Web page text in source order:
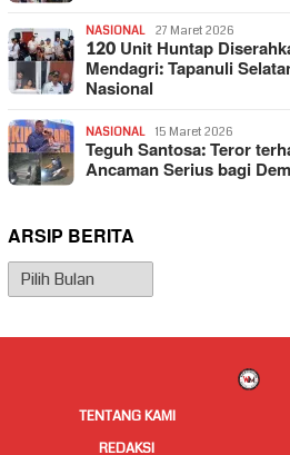
NASIONAL 27 Maret 2026
120 Unit Huntap
Mendagri: Tapanuli
Nasional
NASIONAL 15 Maret 2026
Teguh Santosa: Teror
Ancaman Serius bagi
ARSIP BERITA
Arsip
Berita
TENTANG KAMI
REDAKSI